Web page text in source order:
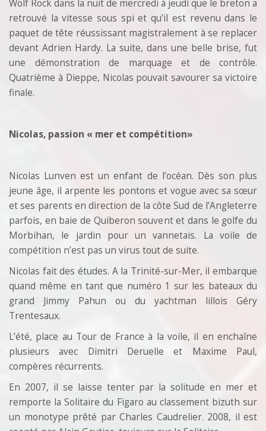
Wolf Rock dans la nuit de mercredi à jeudi que le breton a
retrouvé la vitesse sous spi et qu’il est revenu dans le
paquet de tête réussissant magistralement à se replacer
devant Adrien Hardy. La suite, dans une belle brise, fut
une démonstration de marquage et de contrôle.
Quatrième à Dieppe, Nicolas pouvait savourer sa victoire
finale.
Nicolas, passion « mer et compétition»
Nicolas Lunven est un enfant de l’océan. Dès son plus
jeune âge, il arpente les pontons et vogue avec sa sœur
et ses parents en direction de la côte Sud de l’Angleterre
parfois, en baie de Quiberon souvent et dans le golfe du
Morbihan, le jardin pour un vannetais. La voile de
compétition n’est pas un virus tout de suite.
Nicolas fait des études. A la Trinité-sur-Mer, il embarque
quand même en tant que numéro 1 sur les bateaux du
grand Jimmy Pahun ou du yachtman lillois Géry
Trentesaux.
L’été, place au Tour de France à la voile, il en enchaîne
plusieurs avec Dimitri Deruelle et Maxime Paul,
compères récurrents.
En 2007, il se laisse tenter par la solitude en mer et
remporte la Solitaire du Figaro au classement bizuth sur
un monotype prêté par Charles Caudrelier. 2008, il est